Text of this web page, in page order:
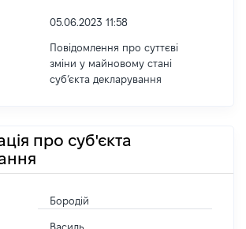
05.06.2023 11:58
Повідомлення про суттєві
зміни у майновому стані
субʼєкта декларування
про суб'єкта
Бородій
Василь